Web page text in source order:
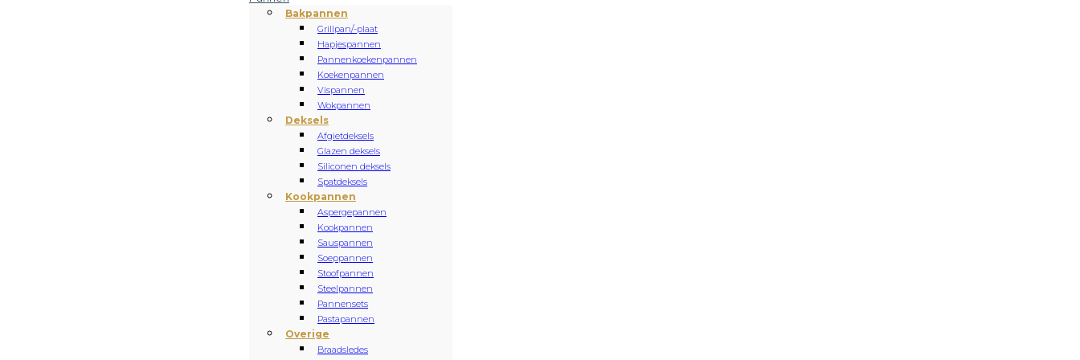
Bakpannen
Grillpan/-plaat
Hapjespannen
Pannenkoekenpannen
Koekenpannen
Vispannen
Wokpannen
Deksels
Afgietdeksels
Glazen deksels
Siliconen deksels
Spatdeksels
Kookpannen
Aspergepannen
Kookpannen
Sauspannen
Soeppannen
Stoofpannen
Steelpannen
Pannensets
Pastapannen
Overige
Braadsledes